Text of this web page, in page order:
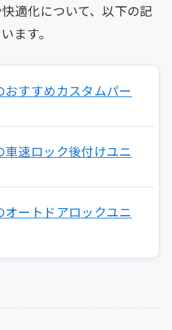
適化について、以下の記
ます。
おすすめカスタムパー
車速ロック後付けユニ
オートドアロックユニ